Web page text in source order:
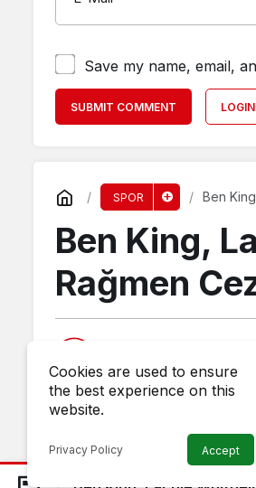
Save my name, email,
SUBMIT COMMENT LOGIN
SPOR Ben
Ben King,
Rağmen
Haber
23 June 2025, 21:40
Cookies are used to ensure
the best experience on this
website.
Privacy Policy Accept